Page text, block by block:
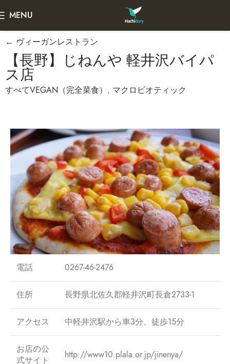
MENU
← ヴィーガンレストラン
【長野】じねんや 軽井沢バイパ
ス店
すべてVEGAN（完全菜食） , マクロビオティック
電話 0267-46-2476
住所 長野県北佐久郡軽井沢町長倉2733-1
アクセス 中軽井沢駅から車3分、徒歩15分
お店の公
式サイト
http://www10.plala.or.jp/jinenya/